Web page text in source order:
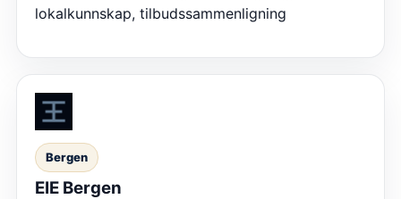
lokalkunnskap, tilbudssammenligning
Bergen
EIE Bergen